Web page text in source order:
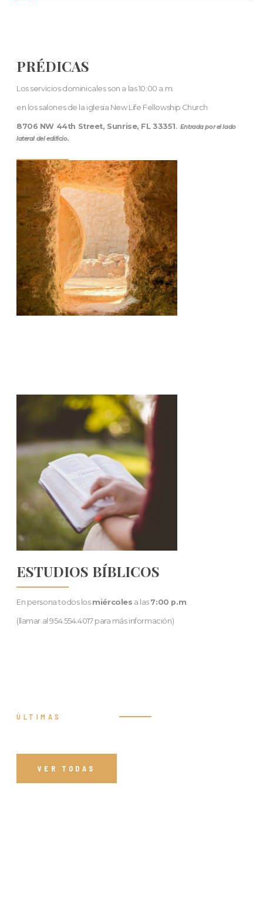
PRÉDICAS
Los servicios dominicales son a las 10:00 a.m.
en los salones de la iglesia New Life Fellowship Church
8706 NW 44th Street, Sunrise, FL 33351. Entrada por el lado
lateral del edificio.
ESTUDIOS BÍBLICOS
En persona todos los miércoles a las 7:00 p.m.
(llamar al 954.554.4017 para más información)
ÚLTIMAS
VER TODAS